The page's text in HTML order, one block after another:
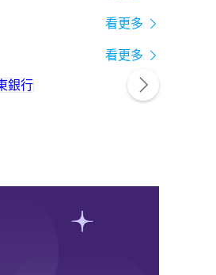
看更多
看更多